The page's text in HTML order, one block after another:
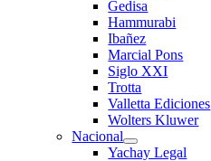
Gedisa
Hammurabi
Ibañez
Marcial Pons
Siglo XXI
Trotta
Valletta Ediciones
Wolters Kluwer
Nacional
Yachay Legal